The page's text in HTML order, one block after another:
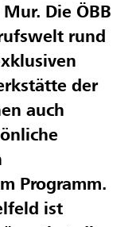
Die ÖBB
rund
der
auch
Programm.
ist